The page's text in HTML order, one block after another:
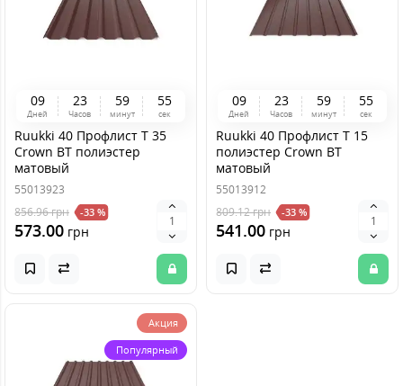
09
Дней
23
Часов
59
минут
54
сек
Ruukki 40 Профлист T 35
Crown BT полиэстер
матовый
55013923
856.96грн -33 %
573.00 грн
09
Дней
23
Часов
59
минут
54
сек
Ruukki 40 Профлист Т 15
полиэстер Crown BT
матовый
55013912
809.12грн -33 %
541.00 грн
Акция
Популярный